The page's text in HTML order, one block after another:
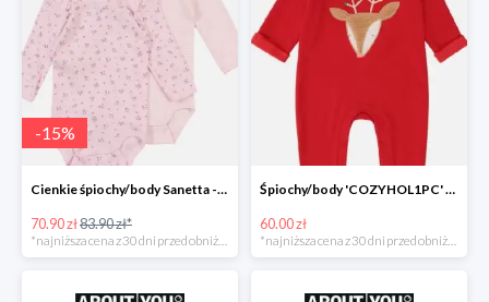
-15%
Cienkie śpiochy/body Sanetta -15%
70.90 zł83.90 zł*
Śpiochy/body 'COZYHOL1PC' GAP -60%
60.00 zł